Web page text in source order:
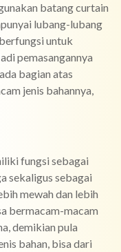
batang curtain
lubang-lubang
untuk
pemasangannya
bagian atas
jenis bahannya,
fungsi sebagai
sekaligus sebagai
mewah dan lebih
bermacam-macam
demikian pula
bahan, bisa dari